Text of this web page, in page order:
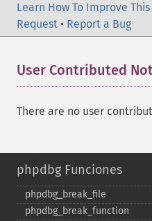
Learn How To Improve This
Request • Report a Bug
User Contributed
There are no user
phpdbg Funciones
phpdbg_​break_​file
phpdbg_​break_​function